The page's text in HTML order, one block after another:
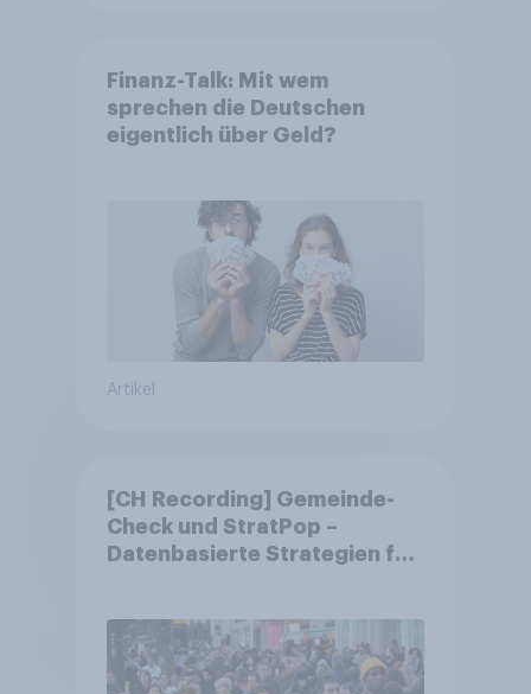
Finanz-Talk: Mit wem
sprechen die Deutschen
eigentlich über Geld?
Artikel
[CH Recording] Gemeinde-
Check und StratPop –
Datenbasierte Strategien für